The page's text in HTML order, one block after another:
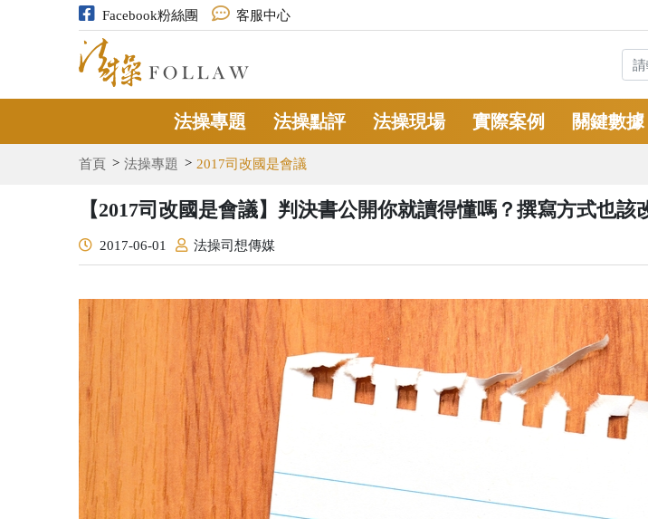
Facebook粉絲團 客服中心
法操專題 法操點評 法操現場 實際案例 關鍵數據
首頁 法操專題 2017司改國是會議
【2017司改國是會議】判決書公開你就讀得懂嗎？撰寫方式也該
2017-06-01 法操司想傳媒